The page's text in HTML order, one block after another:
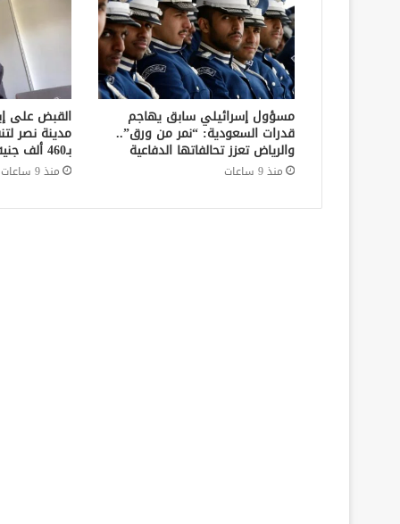
مسؤول إسرائيلي سابق يهاجم
قدرات السعودية: “نمر من ورق”..
والرياض تعزز تحالفاتها الدفاعية
منذ 9 ساعات
القبض على
مدينة نصر
بـ460 ألف جنيه في قضايا نفقة
منذ 9 ساعات